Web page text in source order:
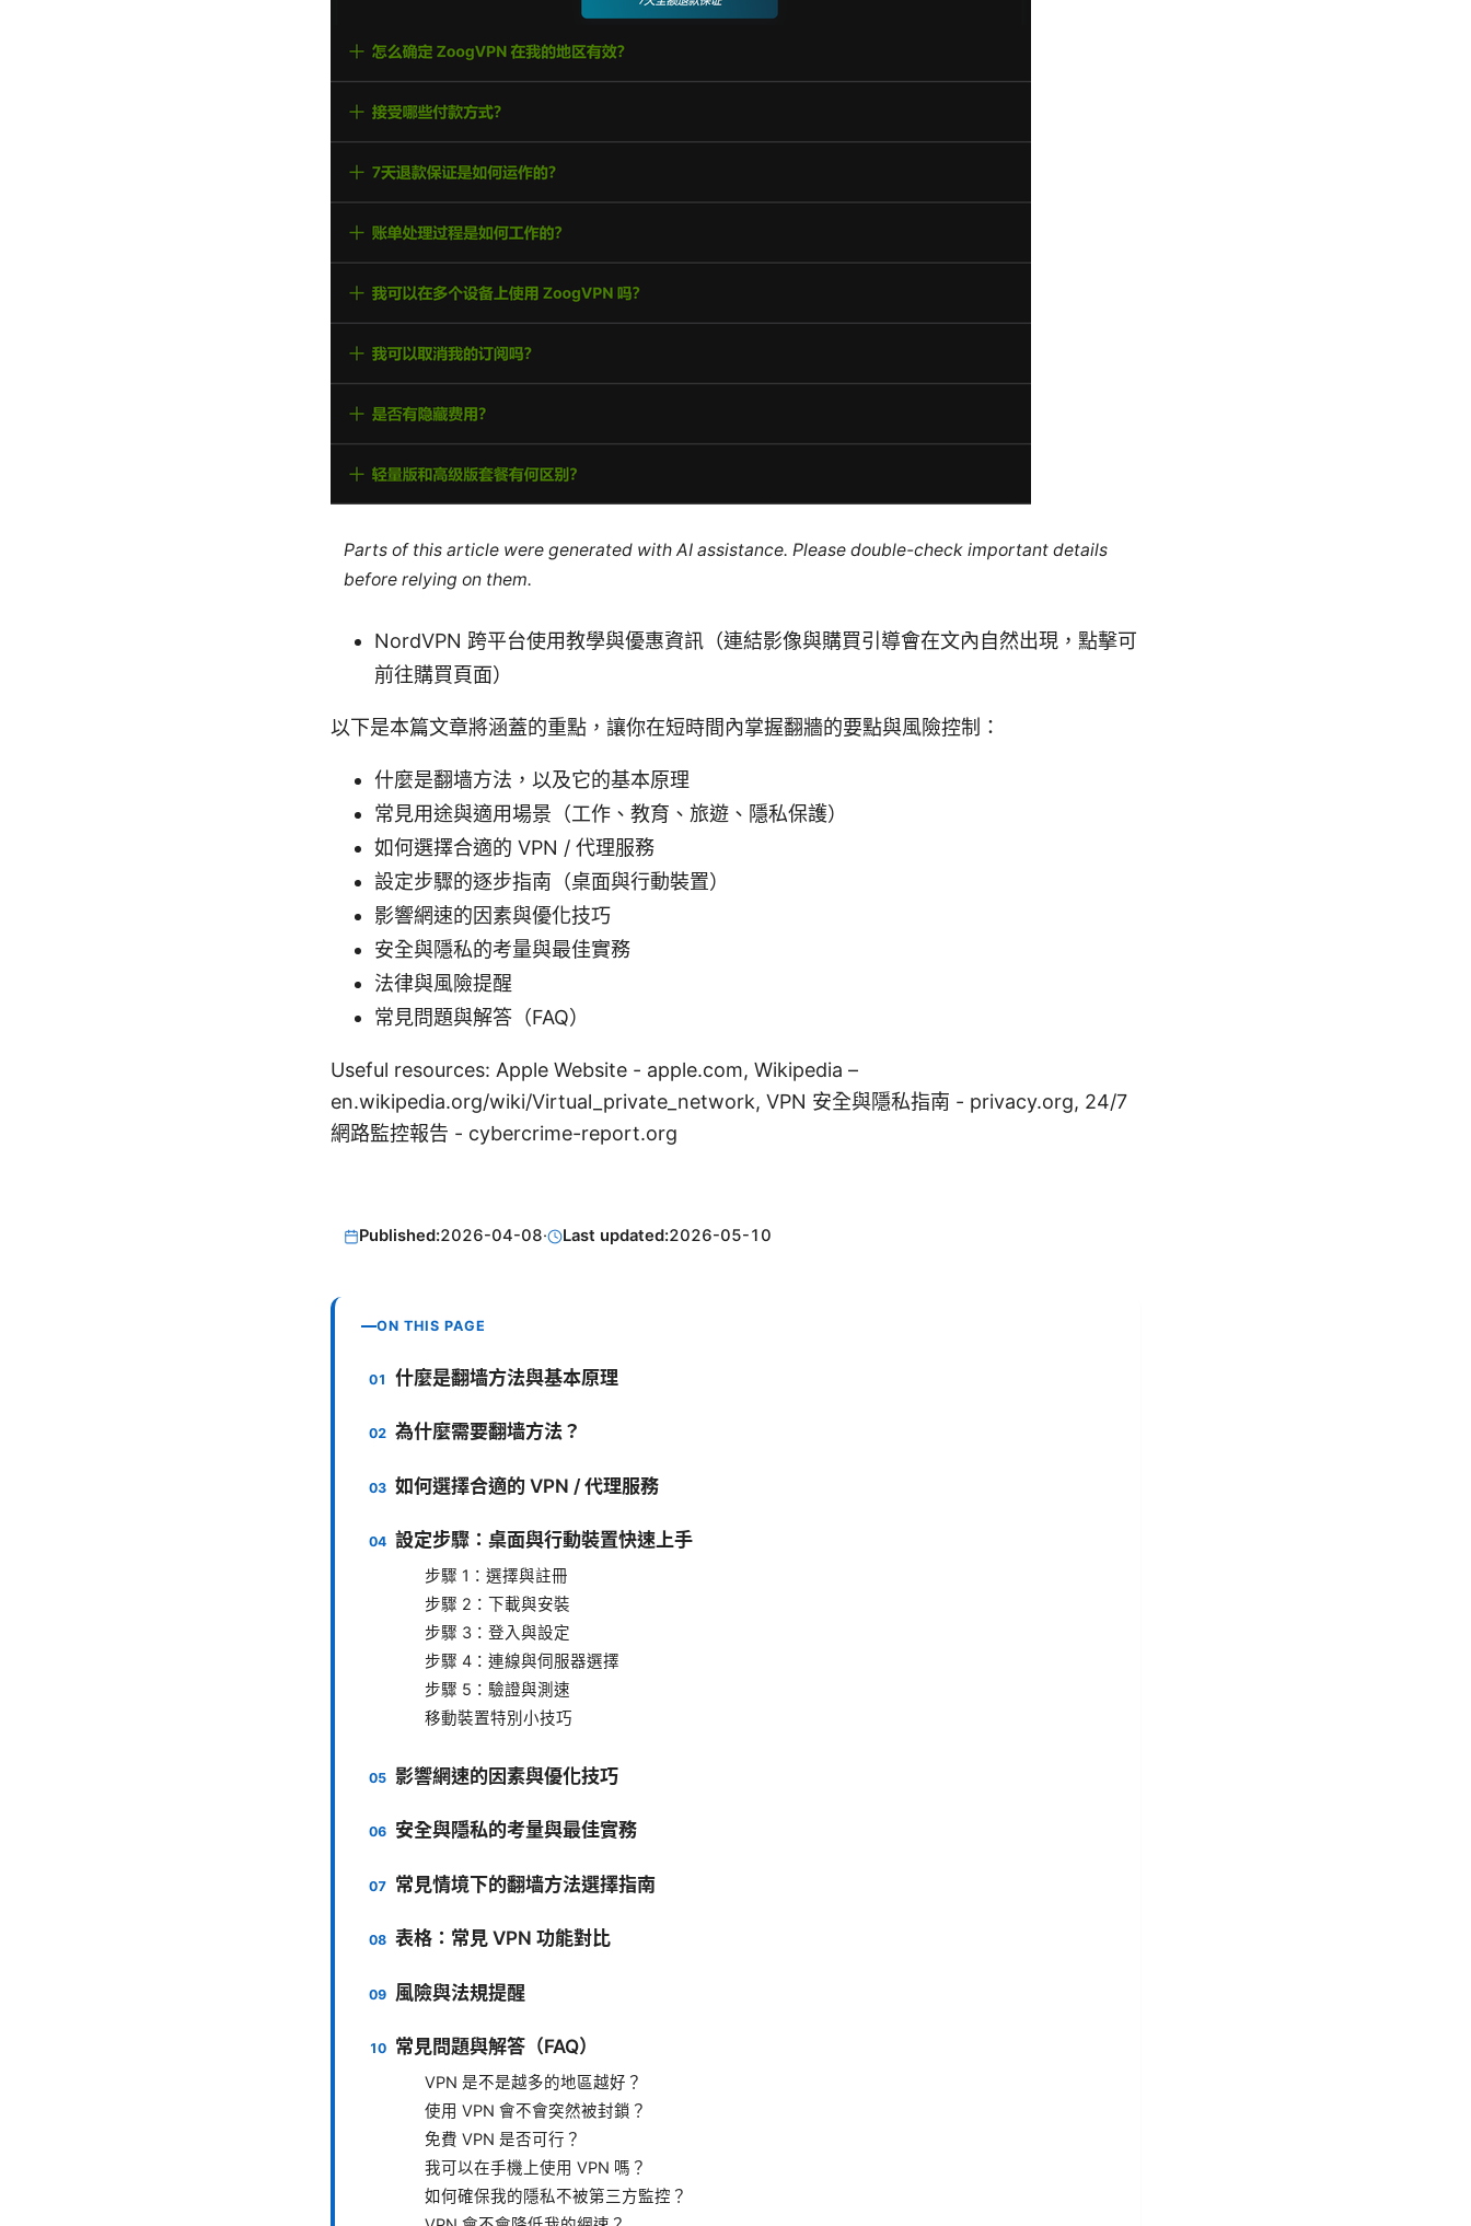
Parts of this article were generated with AI assistance. Please double-check important details
before relying on them.
NordVPN 跨平台使用教學與優惠資訊（連結影像與購買引導會在文內自然出現，點擊可
前往購買頁面）
以下是本篇文章將涵蓋的重點，讓你在短時間內掌握翻牆的要點與風險控制：
什麼是翻墙方法，以及它的基本原理
常見用途與適用場景（工作、教育、旅遊、隱私保護）
如何選擇合適的 VPN / 代理服務
設定步驟的逐步指南（桌面與行動裝置）
影響網速的因素與優化技巧
安全與隱私的考量與最佳實務
法律與風險提醒
常見問題與解答（FAQ）
Useful resources: Apple Website - apple.com, Wikipedia –
en.wikipedia.org/wiki/Virtual_private_network, VPN 安全與隱私指南 - privacy.org, 24/7
網路監控報告 - cybercrime-report.org
Published:2026-04-08· Last updated:2026-05-10
ON THIS PAGE
什麼是翻墙方法與基本原理
為什麼需要翻墙方法？
如何選擇合適的 VPN / 代理服務
設定步驟：桌面與行動裝置快速上手
步驟 1：選擇與註冊
步驟 2：下載與安裝
步驟 3：登入與設定
步驟 4：連線與伺服器選擇
步驟 5：驗證與測速
移動裝置特別小技巧
影響網速的因素與優化技巧
安全與隱私的考量與最佳實務
常見情境下的翻墙方法選擇指南
表格：常見 VPN 功能對比
風險與法規提醒
常見問題與解答（FAQ）
VPN 是不是越多的地區越好？
使用 VPN 會不會突然被封鎖？
免費 VPN 是否可行？
我可以在手機上使用 VPN 嗎？
如何確保我的隱私不被第三方監控？